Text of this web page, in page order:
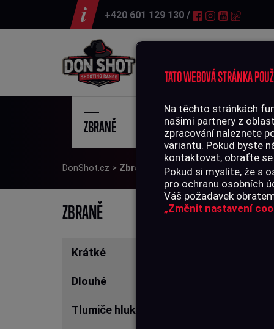
TATO WEBOVÁ STRÁNKA
Na těchto stránkách
našimi partnery z
zpracování naleznete
variantu. Pokud byste
kontaktovat, obraťte
Pokud si myslíte, že s
pro ochranu osobních
Váš požadavek
„Změnit nastavení
+420 601 129 130 /
ZBRANĚ
DonShot.cz > Zbraně
ZBRANĚ
Krátké
Dlouhé
Tlumiče hluku